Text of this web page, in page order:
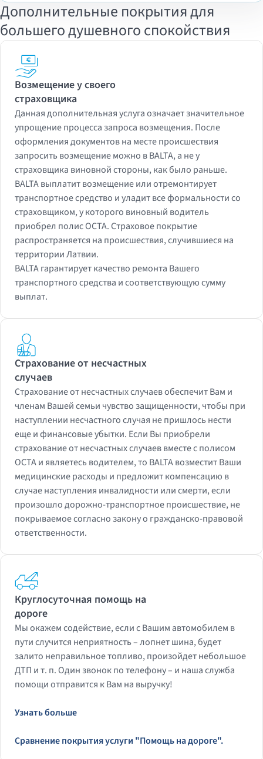
Дополнительные покрытия для
большего душевного спокойствия
Возмещение у своего
страховщика
Данная дополнительная услуга означает значительное
упрощение процесса запроса возмещения. После
оформления документов на месте происшествия
запросить возмещение можно в BALTA, а не у
страховщика виновной стороны, как было раньше.
BALTA выплатит возмещение или отремонтирует
транспортное средство и уладит все формальности со
страховщиком, у которого виновный водитель
приобрел полис OCTA. Страховое покрытие
распространяется на происшествия, случившиеся на
территории Латвии.
BALTA гарантирует качество ремонта Вашего
транспортного средства и соответствующую сумму
выплат.
Страхование от несчастных
случаев
Страхование от несчастных случаев обеспечит Вам и
членам Вашей семьи чувство защищенности, чтобы при
наступлении несчастного случая не пришлось нести
еще и финансовые убытки. Если Вы приобрели
страхование от несчастных случаев вместе с полисом
OCTA и являетесь водителем, то BALTA возместит Ваши
медицинские расходы и предложит компенсацию в
случае наступления инвалидности или смерти, если
произошло дорожно-транспортное происшествие, не
покрываемое согласно закону о гражданско-правовой
ответственности.
Круглосуточная помощь на
дороге
Мы окажем содействие, если с Вашим автомобилем в
пути случится неприятность – лопнет шина, будет
залито неправильное топливо, произойдет небольшое
ДТП и т. п. Один звонок по телефону – и наша служба
помощи отправится к Вам на выручку!
Узнать больше
Сравнение покрытия услуги "Помощь на дороге".